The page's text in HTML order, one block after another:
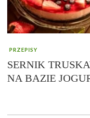
PRZEPISY
SERNIK
NA BAZIE